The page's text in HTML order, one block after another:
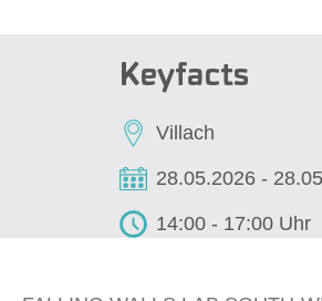
Keyfacts
Villach
28.05.2026 -
14:00 - 17:00 Uhr